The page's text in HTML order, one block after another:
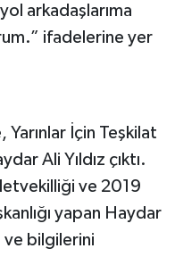
arkadaşlarıma
ifadelerine yer
Yarınlar İçin Teşkilat
Ali Yıldız çıktı.
ve 2019
yapan Haydar
ve bilgilerini